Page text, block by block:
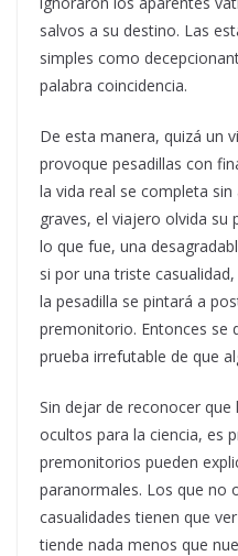
salvos a su destino. Las
simples como
palabra coincidencia.
De esta manera, quizá un
provoque pesadillas con
la vida real se completa
graves, el viajero olvida su
lo que fue, una
si por una triste
la pesadilla se pintará a
premonitorio. Entonces se
prueba irrefutable de que
Sin dejar de reconocer
ocultos para la ciencia, es
premonitorios pueden
paranormales. Los que no
casualidades tienen que
tiende nada menos que